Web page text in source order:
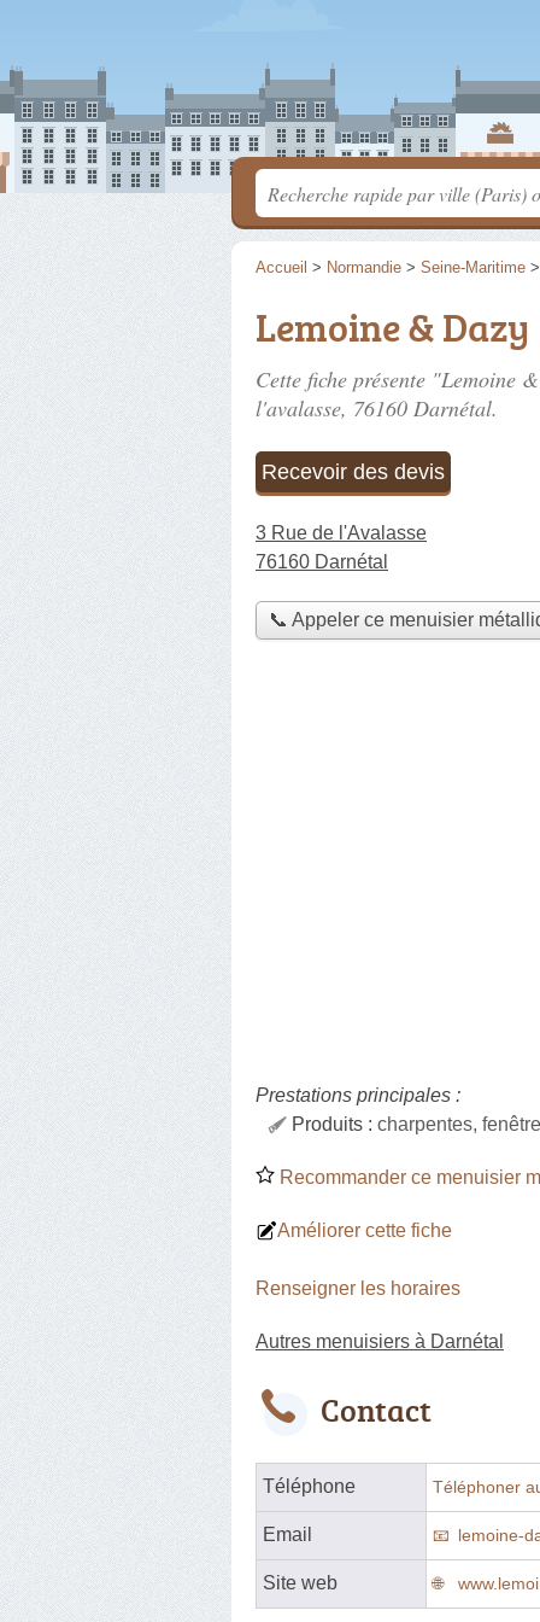
Accueil > Normandie > Seine-Maritime
Lemoine & Dazy
Cette fiche présente "Lemoine
l'avalasse, 76160 Darnétal.
Recevoir des devis
3 Rue de l'Avalasse
76160 Darnétal
📞 Appeler ce menuisier
Prestations principales :
Produits : charpentes,
Recommander ce menuisier
Améliorer cette fiche
Renseigner les horaires
Autres menuisiers à Darnétal
Contact
Téléphone Téléphoner
Email lemoine-
Site web